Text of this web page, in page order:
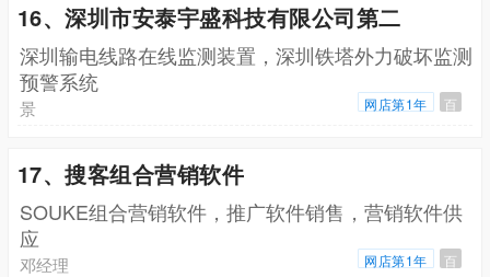
16、深圳市安泰宇盛科技有限公司第二
深圳输电线路在线监测装置，深圳铁塔外力破坏监测
预警系统
景 网店第1年 百
17、搜客组合营销软件
SOUKE组合营销软件，推广软件销售，营销软件供
应
邓经理 网店第1年 百